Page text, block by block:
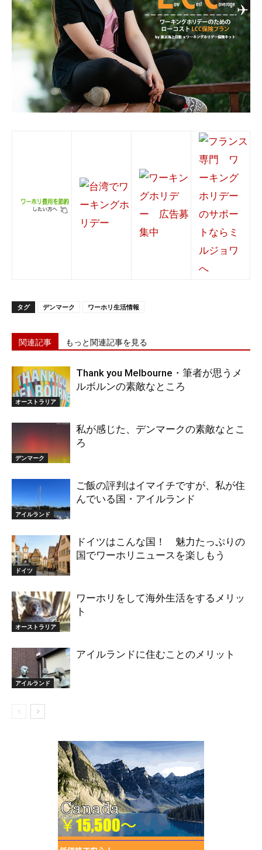
タグ デンマーク ワーホリ生活情報
関連記事 もっと関連記事を見る
オーストラリア
Thank you Melbourne・筆者が思うメ
ルボルンの素敵なところ
デンマーク
私が感じた、デンマークの素敵なとこ
ろ
アイルランド
ご飯の評判はイマイチですが、私が住
んでいる国・アイルランド
ドイツ
ドイツはこんな国！ 魅力たっぷりの
国でワーホリニュースを楽しもう
オーストラリア
ワーホリをして海外生活をするメリッ
ト
アイルランド
アイルランドに住むことのメリット